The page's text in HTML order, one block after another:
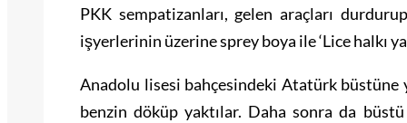
PKK sempatizanları, gelen araçları
işyerlerinin üzerine sprey boya ile ‘Lice halkı
Anadolu lisesi bahçesindeki Atatürk
benzin döküp yaktılar. Daha sonra da